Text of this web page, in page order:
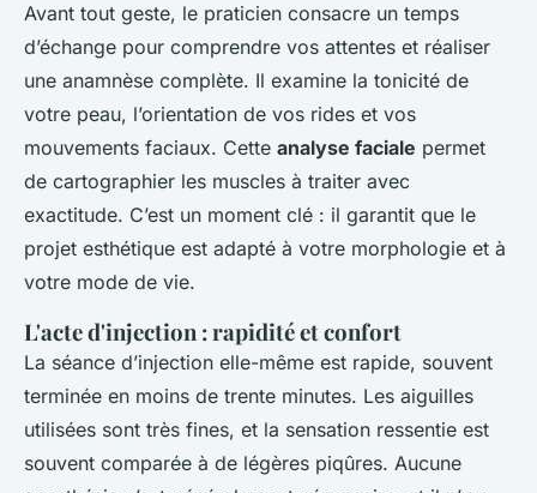
Avant tout geste, le praticien consacre un temps
d’échange pour comprendre vos attentes et réaliser
une anamnèse complète. Il examine la tonicité de
votre peau, l’orientation de vos rides et vos
mouvements faciaux. Cette analyse faciale permet
de cartographier les muscles à traiter avec
exactitude. C’est un moment clé : il garantit que le
projet esthétique est adapté à votre morphologie et à
votre mode de vie.
L'acte d'injection : rapidité et confort
La séance d’injection elle-même est rapide, souvent
terminée en moins de trente minutes. Les aiguilles
utilisées sont très fines, et la sensation ressentie est
souvent comparée à de légères piqûres. Aucune